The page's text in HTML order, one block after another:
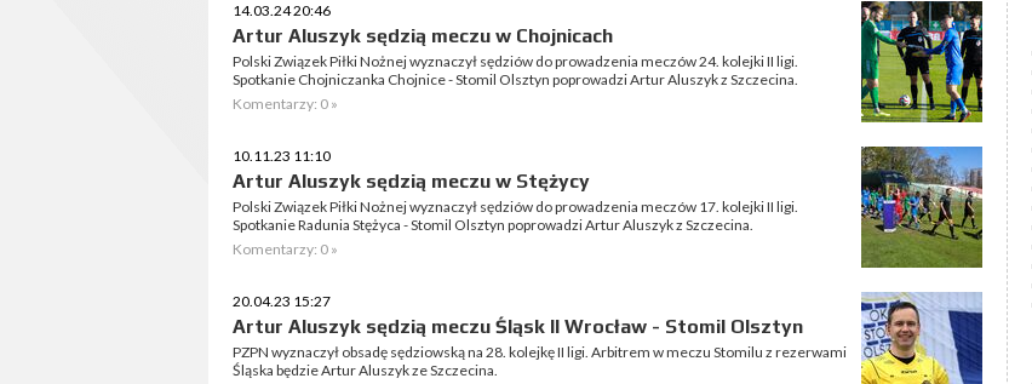
14.03.24 20:46
Artur Aluszyk sędzią meczu w Chojnicach
Polski Związek Piłki Nożnej wyznaczył sędziów do prowadzenia meczów 24. kolejki II ligi.
Spotkanie Chojniczanka Chojnice - Stomil Olsztyn poprowadzi Artur Aluszyk z Szczecina.
Komentarzy: 0 »
10.11.23 11:10
Artur Aluszyk sędzią meczu w Stężycy
Polski Związek Piłki Nożnej wyznaczył sędziów do prowadzenia meczów 17. kolejki II ligi.
Spotkanie Radunia Stężyca - Stomil Olsztyn poprowadzi Artur Aluszyk z Szczecina.
Komentarzy: 0 »
20.04.23 15:27
Artur Aluszyk sędzią meczu Śląsk II Wrocław - Stomil Olsztyn
PZPN wyznaczył obsadę sędziowską na 28. kolejkę II ligi. Arbitrem w meczu Stomilu z rezerwami
Śląska będzie Artur Aluszyk ze Szczecina.